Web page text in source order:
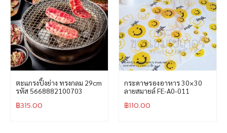
ตะแกรงปิ้งย่าง ทรงกลม 29cm
รหัส 5668882100703
฿315.00
กระดาษรองอาหาร 30×30
ลายสมายล์ FE-A0-011
฿110.00